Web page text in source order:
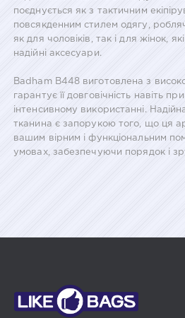
поєднується як з тактичним
повсякденним стилем одягу,
як для чоловіків, так і для жінок,
надійні аксесуари.
Badham B448 виготовлена з
гарантує її довговічність навіть
інтенсивному використанні.
тканина є запорукою того, що ця
вашим вірним і функціональним
умовах, забезпечуючи порядок і